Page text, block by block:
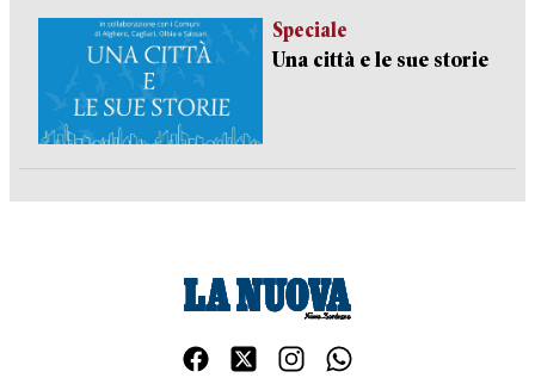
Speciale
Una città e le sue storie